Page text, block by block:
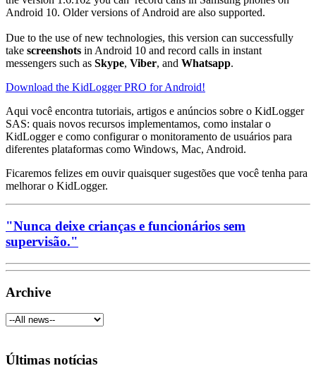
Android 10. Older versions of Android are also supported.
Due to the use of new technologies, this version can successfully
take screenshots in Android 10 and record calls in instant
messengers such as Skype, Viber, and Whatsapp.
Download the KidLogger PRO for Android!
Aqui você encontra tutoriais, artigos e anúncios sobre o KidLogger
SAS: quais novos recursos implementamos, como instalar o
KidLogger e como configurar o monitoramento de usuários para
diferentes plataformas como Windows, Mac, Android.
Ficaremos felizes em ouvir quaisquer sugestões que você tenha para
melhorar o KidLogger.
"Nunca deixe crianças e funcionários sem
supervisão."
Archive
Últimas notícias